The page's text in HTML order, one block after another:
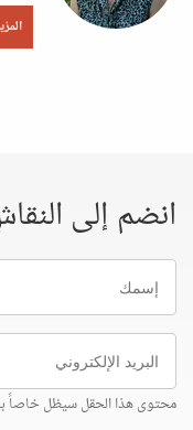
انضم إلى
إسمك
البريد
الإلكتروني
محتوى هذا الحقل سيظل خاصاً